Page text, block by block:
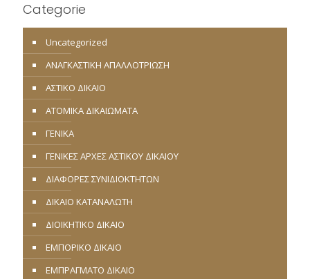
Categorie
Uncategorized
ΑΝΑΓΚΑΣΤΙΚΗ ΑΠΑΛΛΟΤΡΙΩΣΗ
ΑΣΤΙΚΟ ΔΙΚΑΙΟ
ΑΤΟΜΙΚΑ ΔΙΚΑΙΩΜΑΤΑ
ΓΕΝΙΚΑ
ΓΕΝΙΚΕΣ ΑΡΧΕΣ ΑΣΤΙΚΟΥ ΔΙΚΑΙΟΥ
ΔΙΑΦΟΡΕΣ ΣΥΝΙΔΙΟΚΤΗΤΩΝ
ΔΙΚΑΙΟ ΚΑΤΑΝΑΛΩΤΗ
ΔΙΟΙΚΗΤΙΚΟ ΔΙΚΑΙΟ
ΕΜΠΟΡΙΚΟ ΔΙΚΑΙΟ
ΕΜΠΡΑΓΜΑΤΟ ΔΙΚΑΙΟ